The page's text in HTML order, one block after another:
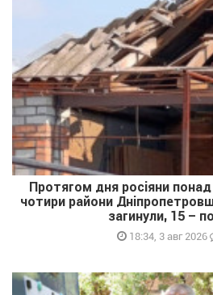
Протягом дня росіяни понад
чотири райони
загинули, 15 –
18:34, 3 авг 2026